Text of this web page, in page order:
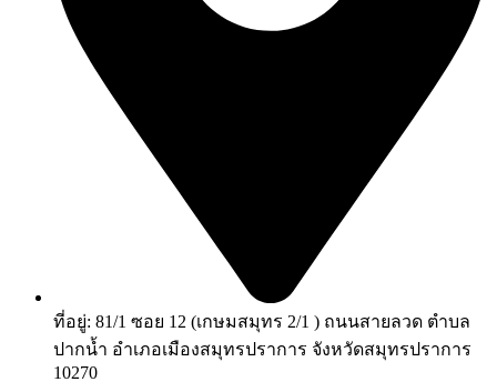
ที่อยู่: 81/1 ซอย 12 (เกษมสมุทร 2/1 ) ถนนสายลวด ตำบล
ปากน้ำ อำเภอเมืองสมุทรปราการ จังหวัดสมุทรปราการ
10270